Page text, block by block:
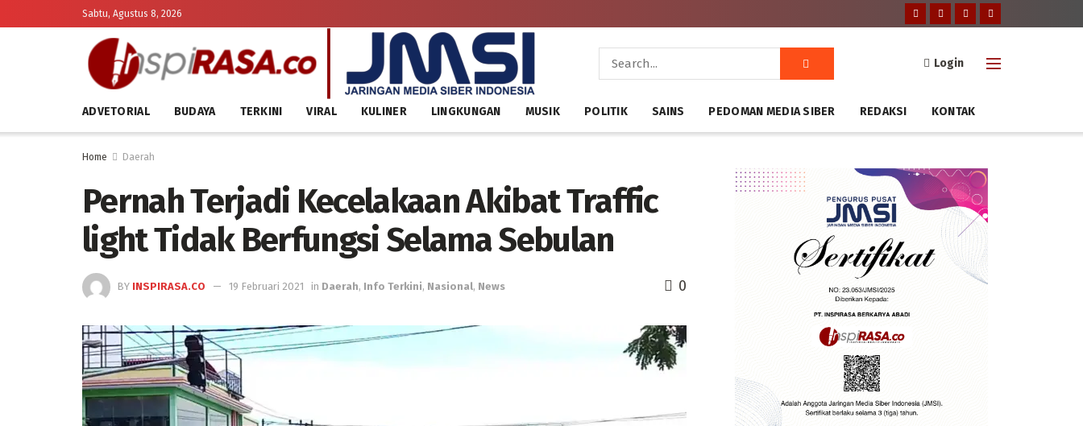
Sabtu, Agustus 8, 2026
Login
ADVETORIAL BUDAYA TERKINI VIRAL KULINER LINGKUNGAN MUSIK POLITIK SAINS PEDOMAN MEDIA SIBER REDAKSI KONTAK
Home Daerah
Pernah Terjadi Kecelakaan Akibat Traffic
light Tidak Berfungsi Selama Sebulan
BY INSPIRASA.CO 19 Februari 2021 in Daerah, Info Terkini, Nasional, News 0